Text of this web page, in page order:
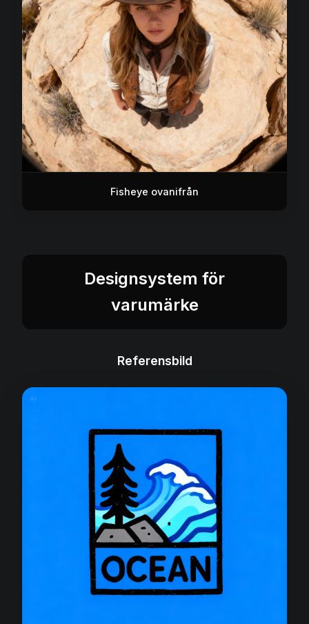
Fisheye ovanifrån
Designsystem för
varumärke
Referensbild